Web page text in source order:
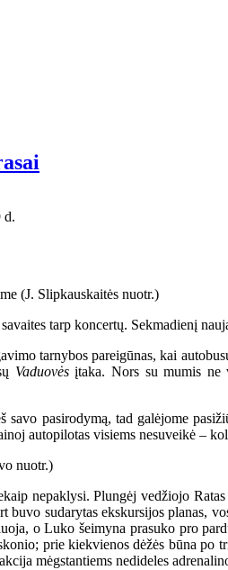
d.
tarp koncertų. Sekmadienį
tarnybos pareigūnas, kai
Vaduovėsįtaka. Nors su mumis ne
savo pasirodymą, tad galėjome
autopilotas visiems nesuveikė –
nepaklysi. Plungėj vedžiojo
buvo sudarytas ekskursijos planas,
o Luko šeimyna prasuko pro
prie kiekvienos dėžės būna
mėgstantiems nedideles